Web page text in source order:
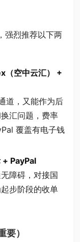
强烈推荐以下两
（空中云汇） +
道，又能作为后
汇问题，费率
覆盖有电子钱
+ PayPal
障碍，对接国
步阶段的收单
）